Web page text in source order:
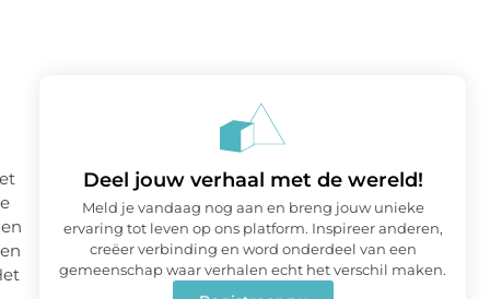
Deel jouw verhaal met de wereld!
Meld je vandaag nog aan en breng jouw unieke
ervaring tot leven op ons platform. Inspireer anderen,
creëer verbinding en word onderdeel van een
gemeenschap waar verhalen echt het verschil maken.